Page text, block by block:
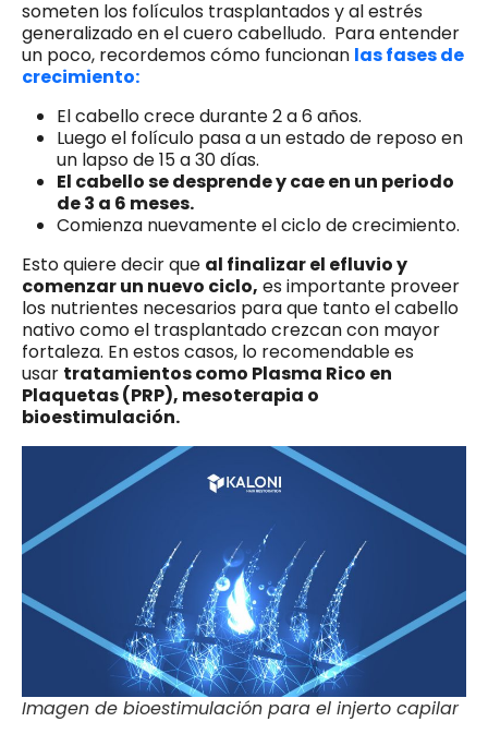
someten los folículos trasplantados y al estrés
generalizado en el cuero cabelludo. Para entender
un poco, recordemos cómo funcionan las fases de
crecimiento:
El cabello crece durante 2 a 6 años.
Luego el folículo pasa a un estado de reposo en
un lapso de 15 a 30 días.
El cabello se desprende y cae en un periodo
de 3 a 6 meses.
Comienza nuevamente el ciclo de crecimiento.
Esto quiere decir que al finalizar el efluvio y
comenzar un nuevo ciclo, es importante proveer
los nutrientes necesarios para que tanto el cabello
nativo como el trasplantado crezcan con mayor
fortaleza. En estos casos, lo recomendable es
usar tratamientos como Plasma Rico en
Plaquetas (PRP), mesoterapia o
bioestimulación.
Imagen de bioestimulación para el injerto capilar